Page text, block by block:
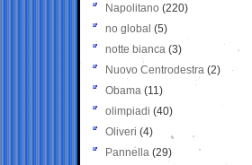
Napolitano (220)
no global (5)
notte bianca (3)
Nuovo Centrodestra (2)
Obama (11)
olimpiadi (40)
Oliveri (4)
Pannella (29)